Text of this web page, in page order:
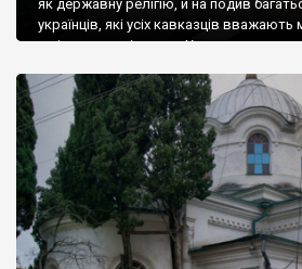
як державну релігію, й на подив
українців, які усіх кавказців
є відданими вірянами Христа